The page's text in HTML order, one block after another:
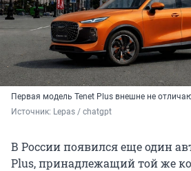
Первая модель Tenet Plus внешне не
Источник: Lepas / chatgpt
В России появился еще один
Plus, принадлежащий той же